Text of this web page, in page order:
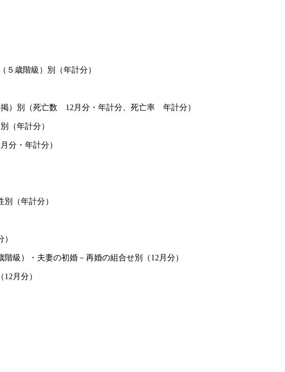
歳階級）別（年計分）
）別（死亡数 12月分・年計分、死亡率 年計分）
（年計分）
分・年計分）
（年計分）
級）・夫妻の初婚－再婚の組合せ別（12月分）
月分）